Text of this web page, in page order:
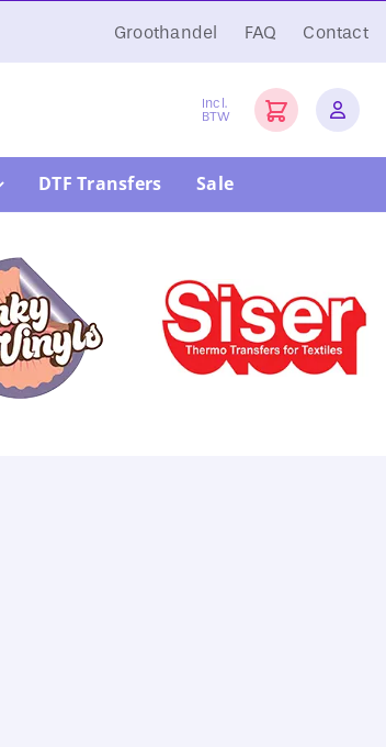
Groothandel FAQ Contact
Incl.
BTW
DTF Transfers Sale